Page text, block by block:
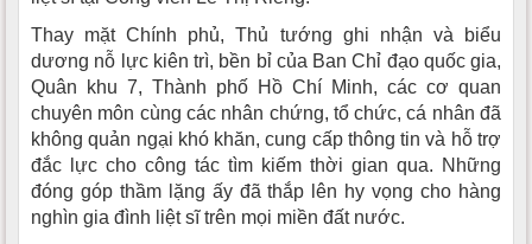
Thay mặt Chính phủ, Thủ tướng ghi nhận và biểu
dương nỗ lực kiên trì, bền bỉ của Ban Chỉ đạo quốc gia,
Quân khu 7, Thành phố Hồ Chí Minh, các cơ quan
chuyên môn cùng các nhân chứng, tổ chức, cá nhân đã
không quản ngại khó khăn, cung cấp thông tin và hỗ trợ
đắc lực cho công tác tìm kiếm thời gian qua. Những
đóng góp thầm lặng ấy đã thắp lên hy vọng cho hàng
nghìn gia đình liệt sĩ trên mọi miền đất nước.